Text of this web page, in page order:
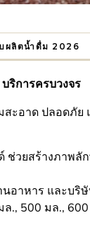
ผลิตน้ำดื่ม 2026
ริการครบวงจร
สะอาด ปลอดภัย
ช่วยสร้างภาพลั
อาหาร และบริ
., 500 มล.,